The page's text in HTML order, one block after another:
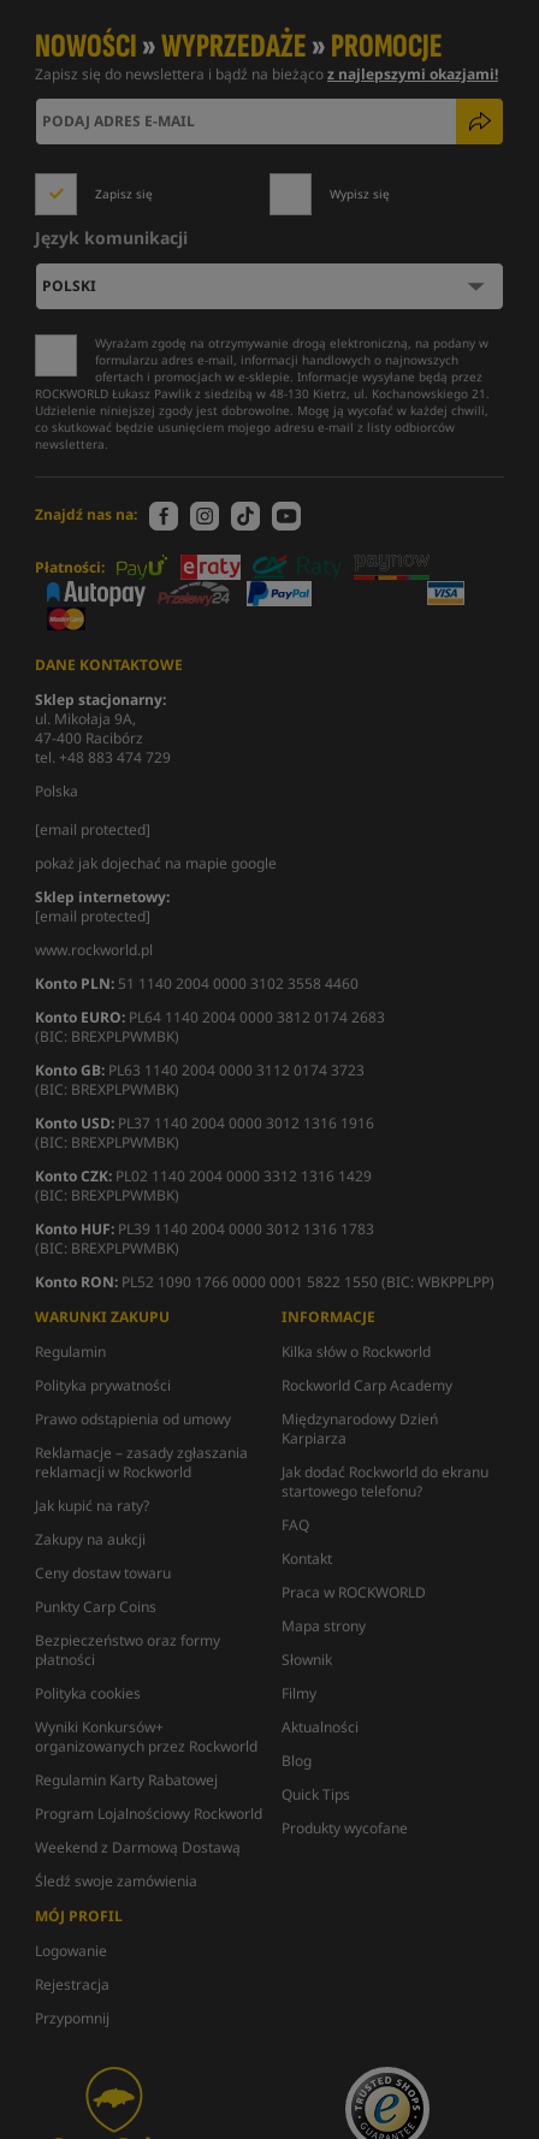
NOWOŚCI»WYPRZEDAŻE»PROMOCJE
Zapisz się do newslettera i bądź na bieżącoz najlepszymi okazjami!
Zapisz się Wypisz się
Język komunikacji
Wyrażam zgodę na otrzymywanie drogą elektroniczną, na podany w
formularzu adres e-mail, informacji handlowych o najnowszych
ofertach i promocjach w e-sklepie. Informacje wysyłane będą przez
ROCKWORLD Łukasz Pawlik z siedzibą w 48-130 Kietrz, ul. Kochanowskiego 21.
Udzielenie niniejszej zgody jest dobrowolne. Mogę ją wycofać w każdej chwili,
co skutkować będzie usunięciem mojego adresu e-mail z listy odbiorców
newslettera.
Znajdź nas na:
Płatności:
DANE KONTAKTOWE
Sklep stacjonarny:
ul. Mikołaja 9A,
47-400 Racibórz
tel. +48 883 474 729
Polska
[email protected]
pokaż jak dojechać na mapie google
Sklep internetowy:
[email protected]
www.rockworld.pl
Konto PLN: 51 1140 2004 0000 3102 3558 4460
Konto EURO: PL64 1140 2004 0000 3812 0174 2683
(BIC: BREXPLPWMBK)
Konto GB: PL63 1140 2004 0000 3112 0174 3723
(BIC: BREXPLPWMBK)
Konto USD: PL37 1140 2004 0000 3012 1316 1916
(BIC: BREXPLPWMBK)
Konto CZK: PL02 1140 2004 0000 3312 1316 1429
(BIC: BREXPLPWMBK)
Konto HUF: PL39 1140 2004 0000 3012 1316 1783
(BIC: BREXPLPWMBK)
Konto RON: PL52 1090 1766 0000 0001 5822 1550 (BIC: WBKPPLPP)
WARUNKI ZAKUPU
Regulamin
Polityka prywatności
Prawo odstąpienia od umowy
Reklamacje – zasady zgłaszania
reklamacji w Rockworld
Jak kupić na raty?
Zakupy na aukcji
Ceny dostaw towaru
Punkty Carp Coins
Bezpieczeństwo oraz formy
płatności
Polityka cookies
Wyniki Konkursów+
organizowanych przez Rockworld
Regulamin Karty Rabatowej
Program Lojalnościowy Rockworld
Weekend z Darmową Dostawą
Śledź swoje zamówienia
INFORMACJE
Kilka słów o Rockworld
Rockworld Carp Academy
Międzynarodowy Dzień
Karpiarza
Jak dodać Rockworld do ekranu
startowego telefonu?
FAQ
Kontakt
Praca w ROCKWORLD
Mapa strony
Słownik
Filmy
Aktualności
Blog
Quick Tips
Produkty wycofane
MÓJ PROFIL
Logowanie
Rejestracja
Przypomnij